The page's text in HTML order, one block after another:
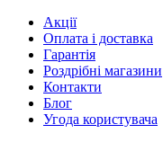
Акції
Оплата і доставка
Гарантія
Роздрібні магазини
Контакти
Блог
Угода користувача